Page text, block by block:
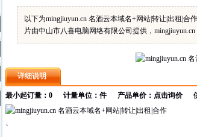
以下为mingjiuyun.cn 名酒云本域名+网站|转让|出租|合
片由中山市八喜电脑网络有限公司提供，
详细说明
最小起订量：0 计量单位：件 产品单价： 点击询价供
、